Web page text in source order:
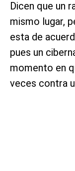
Dicen que un
mismo lugar,
esta de
pues un
momento en
veces contra